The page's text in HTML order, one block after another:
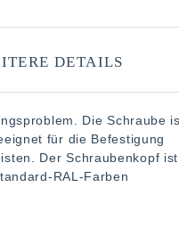
DETAILS
Die Schraube
für die Befestigung
Der Schraubenkopf ist
RAL-Farben